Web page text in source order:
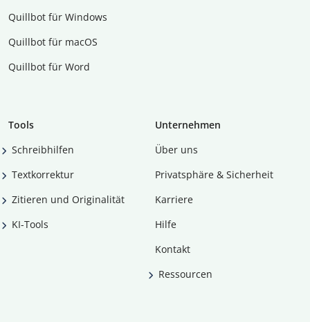
Quillbot für Windows
Quillbot für macOS
Quillbot für Word
Tools
Schreibhilfen
Textkorrektur
Zitieren und Originalität
KI-Tools
Unternehmen
Über uns
Privatsphäre & Sicherheit
Karriere
Hilfe
Kontakt
Ressourcen